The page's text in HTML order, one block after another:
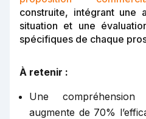
construite, intégrant une
situation et une
spécifiques de chaque
À retenir :
Une
augmente de 70%